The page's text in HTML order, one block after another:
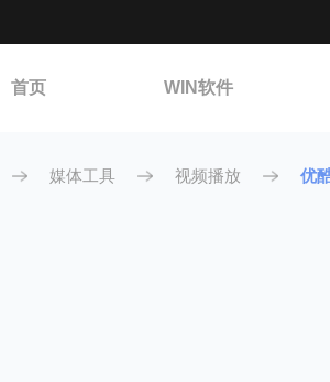
首页 WIN软件
媒体工具 视频播放 优